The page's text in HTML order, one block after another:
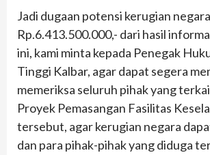
Jadi dugaan potensi kerugian
Rp.6.413.500.000,- dari hasil
ini, kami minta kepada Penegak
Tinggi Kalbar, agar dapat segera
memeriksa seluruh pihak yang
Proyek Pemasangan Fasilitas
tersebut, agar kerugian negara
dan para pihak-pihak yang diduga